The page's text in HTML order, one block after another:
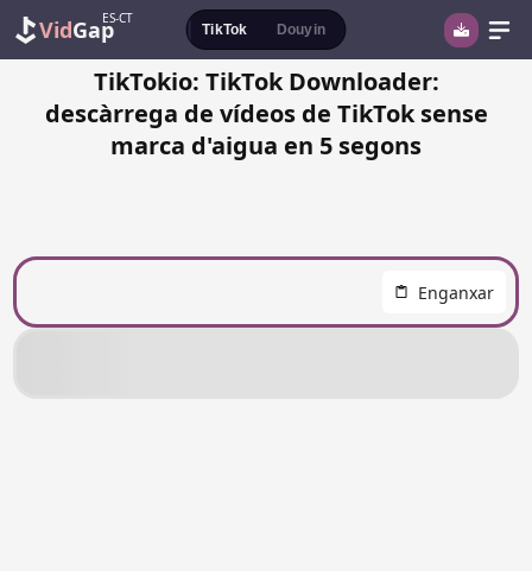
TikTok Douyin
VidGapES-CT
TikTokio: TikTok Downloader:
descàrrega de vídeos de TikTok sense
marca d'aigua en 5 segons
Enganxar